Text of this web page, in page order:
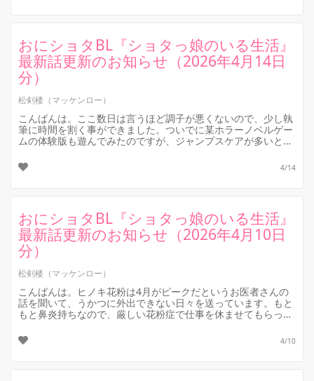
おにショタBL『ショタっ娘のいる生活』
最新話更新のお知らせ（2026年4月14日
分）
松剣楼（マッケンロー）
こんばんは。ここ数日は言うほど調子が悪くないので、少し執
筆に時間を割く事ができました。ついでに某ホラーノベルゲー
ムの体験版も遊んでみたのですが、ジャンプスケアが多いと心
本題...
4/14
おにショタBL『ショタっ娘のいる生活』
最新話更新のお知らせ（2026年4月10日
分）
松剣楼（マッケンロー）
こんばんは。ヒノキ花粉は4月がピークだというお医者さんの
話を聞いて、うかつに外出できない日々を送っています。もと
もと鼻炎持ちなので、厳しい花粉症で仕事を休ませてもらっ
4/10